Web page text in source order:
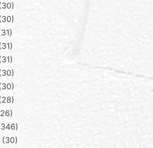
30
30
31
31
31
30
30
28
26
346
30